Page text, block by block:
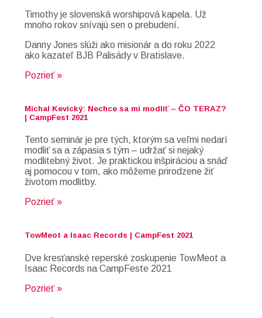
Timothy je slovenská worshipová kapela. Už
mnoho rokov snívajú sen o prebudení.
Danny Jones slúži ako misionár a do roku 2022
ako kazateľ BJB Palisády v Bratislave.
Pozrieť »
Michal Kevický: Nechce sa mi modliť – ČO TERAZ?
| CampFest 2021
Tento seminár je pre tých, ktorým sa veľmi nedarí
modliť sa a zápasia s tým – udržať si nejaký
modlitebný život. Je praktickou inšpiráciou a snáď
aj pomocou v tom, ako môžeme prirodzene žiť
životom modlitby.
Pozrieť »
TowMeot a Isaac Records | CampFest 2021
Dve kresťanské reperské zoskupenie TowMeot a
Isaac Records na CampFeste 2021
Pozrieť »